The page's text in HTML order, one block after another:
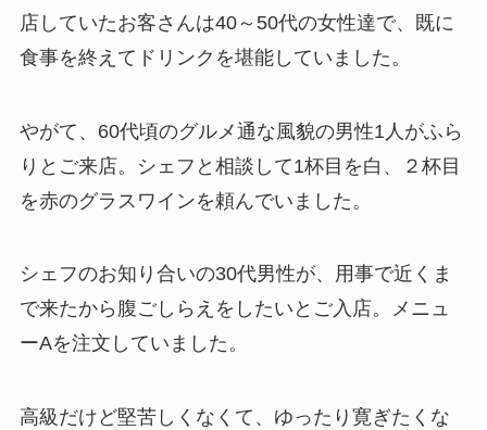
店していたお客さんは40～50代の女性達で、既に
食事を終えてドリンクを堪能していました。
やがて、60代頃のグルメ通な風貌の男性1人がふら
りとご来店。シェフと相談して1杯目を白、２杯目
を赤のグラスワインを頼んでいました。
シェフのお知り合いの30代男性が、用事で近くま
で来たから腹ごしらえをしたいとご入店。メニュ
ーAを注文していました。
高級だけど堅苦しくなくて、ゆったり寛ぎたくな